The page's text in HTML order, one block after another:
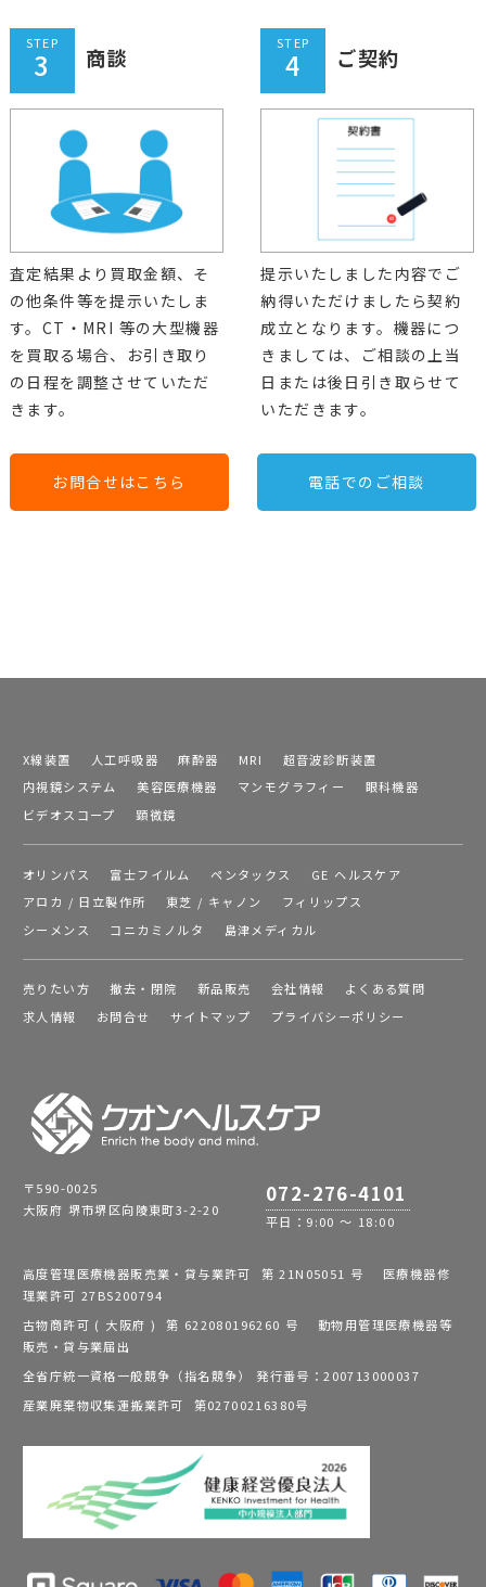
STEP
3 商談
査定結果より買取金額、そ
の他条件等を提示いたしま
す。CT・MRI 等の大型機器
を買取る場合、お引き取り
の日程を調整させていただ
きます。
STEP
4 ご契約
提示いたしました内容でご
納得いただけましたら契約
成立となります。機器につ
きましては、ご相談の上当
日または後日引き取らせて
いただきます。
お問合せはこちら 電話でのご相談
X線装置 人工呼吸器 麻酔器 MRI
超音波診断装置
内視鏡システム
美容医療機器 マンモグラフィー
眼科機器
ビデオスコープ
顕微鏡
オリンパス 富士フイルム ペンタックス
GE ヘルスケア
アロカ / 日立製作所
東芝 / キャノン
フィリップス
シーメンス
コニカミノルタ 島津メディカル
売りたい方 撤去・閉院 新品販売 会社情報
よくある質問
求人情報
お問合せ サイトマップ プライバシーポリシー
〒590-0025
大阪府 堺市堺区向陵東町3-2-20
072-276-4101
平日：9:00 ～ 18:00
高度管理医療機器販売業・貸与業許可 第 21N05051 号 医療機器修
理業許可 27BS200794
古物商許可 ( 大阪府 ) 第 622080196260 号 動物用管理医療機器等
販売・貸与業届出
全省庁統一資格一般競争（指名競争） 発行番号：200713000037
産業廃棄物収集運搬業許可 第02700216380号